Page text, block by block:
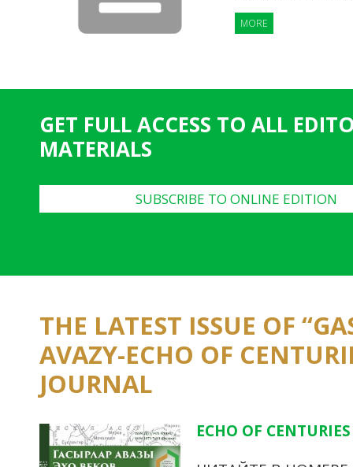
MORE
GET FULL ACCESS TO ALL
MATERIALS
SUBSCRIBE TO ONLINE EDITION
THE LATEST ISSUE OF
AVAZY-ECHO OF
JOURNAL
ECHO OF